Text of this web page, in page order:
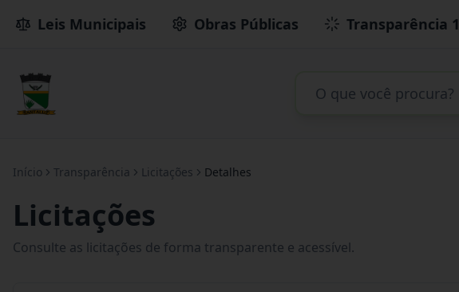
Leis Municipais Obras Públicas Transparência
Início Transparência Licitações Detalhes
Licitações
Consulte as licitações de forma transparente e acessível.